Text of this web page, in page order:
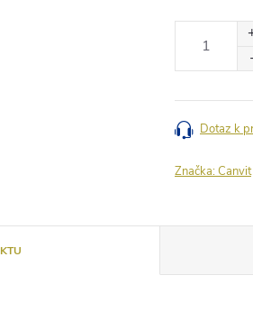
Dotaz k
Značka:Canvit